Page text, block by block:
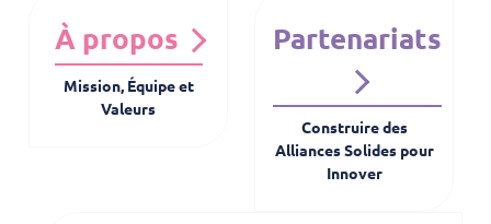
À propos
Mission, Équipe et
Valeurs
Partenariats
Construire des
Alliances Solides pour
Innover